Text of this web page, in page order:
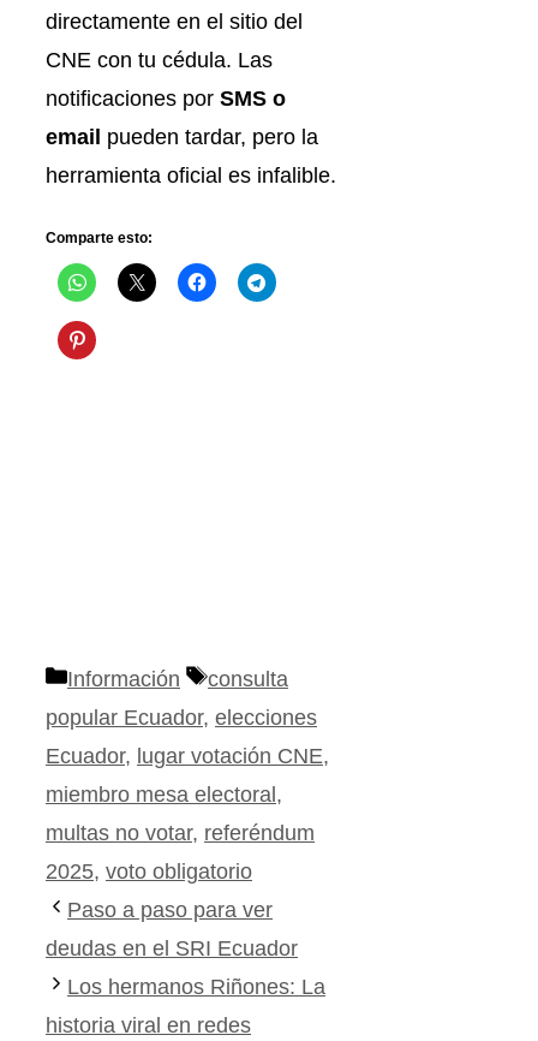
directamente en el sitio del
CNE con tu cédula. Las
notificaciones por SMS o
email pueden tardar, pero la
herramienta oficial es infalible.
Comparte esto:
Categorías
Información Etiquetas
consulta
popular Ecuador, elecciones
Ecuador, lugar votación CNE,
miembro mesa electoral ,
multas no votar, referéndum
2025, voto obligatorio
Paso a paso para ver
deudas en el SRI Ecuador
Los hermanos Riñones: La
historia viral en redes